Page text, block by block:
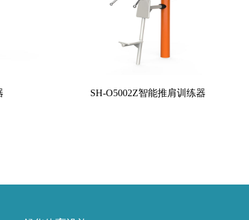
SH-O5002Z智能推肩训练器